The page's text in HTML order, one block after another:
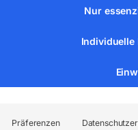
Nur
Individuelle
Präferenzen